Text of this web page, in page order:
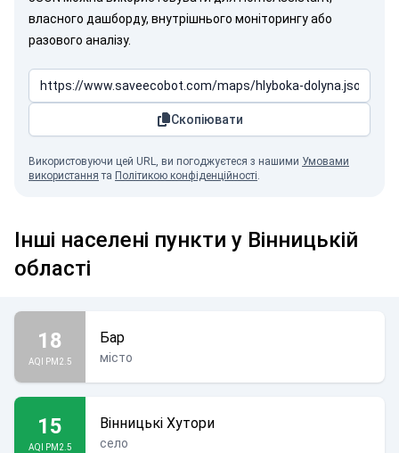
власного дашборду, внутрішнього моніторингу або
разового аналізу.
Скопіювати
Використовуючи цей URL, ви погоджуєтеся з нашими Умовами
використання та Політикою конфіденційності.
Інші населені пункти у Вінницькій
області
18
AQI PM2.5
Бар
місто
15
AQI PM2.5
Вінницькі Хутори
село